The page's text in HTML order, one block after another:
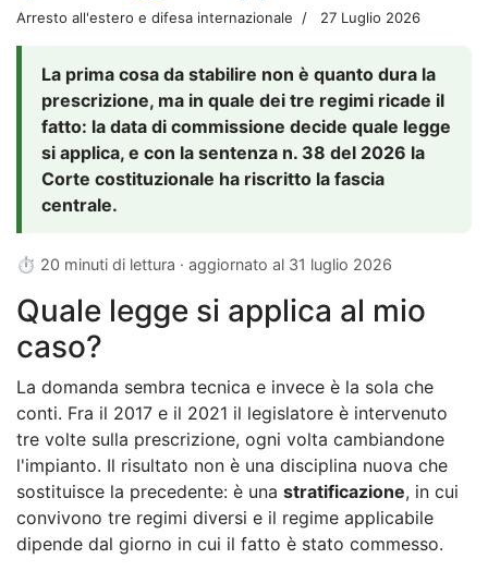
Arresto all'estero e difesa internazionale 27 Luglio 2026
La prima cosa da stabilire non è quanto dura la
prescrizione, ma in quale dei tre regimi ricade il
fatto: la data di commissione decide quale legge
si applica, e con la sentenza n. 38 del 2026 la
Corte costituzionale ha riscritto la fascia
centrale.
⏱ 20 minuti di lettura · aggiornato al 31 luglio 2026
Quale legge si applica al mio
caso?
La domanda sembra tecnica e invece è la sola che
conti. Fra il 2017 e il 2021 il legislatore è intervenuto
tre volte sulla prescrizione, ogni volta cambiandone
l'impianto. Il risultato non è una disciplina nuova che
sostituisce la precedente: è una stratificazione, in cui
convivono tre regimi diversi e il regime applicabile
dipende dal giorno in cui il fatto è stato commesso.